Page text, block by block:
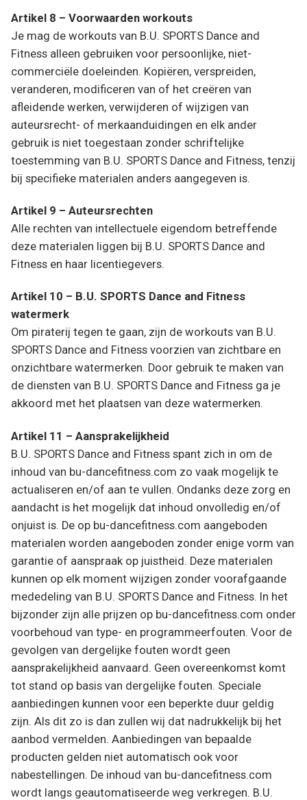
Artikel 8 – Voorwaarden workouts
Je mag de workouts van B.U. SPORTS Dance and
Fitness alleen gebruiken voor persoonlijke, niet-
commerciële doeleinden. Kopiëren, verspreiden,
veranderen, modificeren van of het creëren van
afleidende werken, verwijderen of wijzigen van
auteursrecht- of merkaanduidingen en elk ander
gebruik is niet toegestaan zonder schriftelijke
toestemming van B.U. SPORTS Dance and Fitness, tenzij
bij specifieke materialen anders aangegeven is.
Artikel 9 – Auteursrechten
Alle rechten van intellectuele eigendom betreffende
deze materialen liggen bij B.U. SPORTS Dance and
Fitness en haar licentiegevers.
Artikel 10 – B.U. SPORTS Dance and Fitness
watermerk
Om piraterij tegen te gaan, zijn de workouts van B.U.
SPORTS Dance and Fitness voorzien van zichtbare en
onzichtbare watermerken. Door gebruik te maken van
de diensten van B.U. SPORTS Dance and Fitness ga je
akkoord met het plaatsen van deze watermerken.
Artikel 11 – Aansprakelijkheid
B.U. SPORTS Dance and Fitness spant zich in om de
inhoud van bu-dancefitness.com zo vaak mogelijk te
actualiseren en/of aan te vullen. Ondanks deze zorg en
aandacht is het mogelijk dat inhoud onvolledig en/of
onjuist is. De op bu-dancefitness.com aangeboden
materialen worden aangeboden zonder enige vorm van
garantie of aanspraak op juistheid. Deze materialen
kunnen op elk moment wijzigen zonder voorafgaande
mededeling van B.U. SPORTS Dance and Fitness. In het
bijzonder zijn alle prijzen op bu-dancefitness.com onder
voorbehoud van type- en programmeerfouten. Voor de
gevolgen van dergelijke fouten wordt geen
aansprakelijkheid aanvaard. Geen overeenkomst komt
tot stand op basis van dergelijke fouten. Speciale
aanbiedingen kunnen voor een beperkte duur geldig
zijn. Als dit zo is dan zullen wij dat nadrukkelijk bij het
aanbod vermelden. Aanbiedingen van bepaalde
producten gelden niet automatisch ook voor
nabestellingen. De inhoud van bu-dancefitness.com
wordt langs geautomatiseerde weg verkregen. B.U.